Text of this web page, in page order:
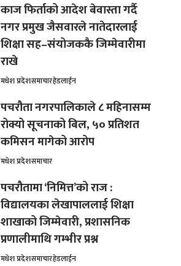
काज फिर्ताको आदेश बेवास्ता गर्दै
नगर प्रमुख जैसवारले नातेदारलाई
शिक्षा सह–संयोजककै जिम्मेवारीमा
राखे
मधेश प्रदेशसमाचारहेडलाईन
पचरौता नगरपालिकाले ८ महिनासम्म
रोक्यो सूचनाको बिल, ५० प्रतिशत
कमिसन मागेको आरोप
मधेश प्रदेशसमाचार
पचरौतामा ‘निमित्त’को राज :
विद्यालयका लेखापाललाई शिक्षा
शाखाको जिम्मेवारी, प्रशासनिक
प्रणालीमाथि गम्भीर प्रश्न
मधेश प्रदेशसमाचारहेडलाईन